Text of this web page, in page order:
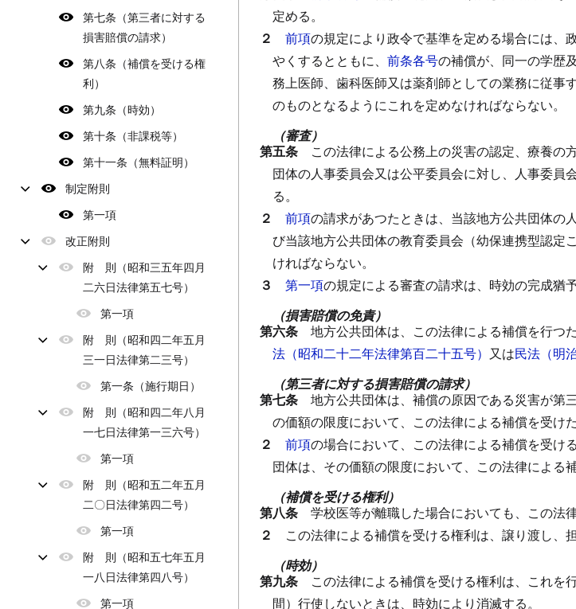
第七条（第三者に対する
損害賠償の請求）
第八条（補償を受ける権
利）
第九条（時効）
第十条（非課税等）
第十一条（無料証明）
制定附則
第一項
改正附則
附 則（昭和三五年四月
二六日法律第五七号）
第一項
附 則（昭和四二年五月
三一日法律第二三号）
第一条（施行期日）
附 則（昭和四二年八月
一七日法律第一三六号）
第一項
附 則（昭和五二年五月
二〇日法律第四二号）
第一項
附 則（昭和五七年五月
一八日法律第四八号）
第一項
定める。
２ 前項の規定により政令で基準を定める場合には、政
やくするとともに、 前条各号の補償が、同一の学歴
務上医師、歯科医師又は薬剤師としての業務に従事
のものとなるようにこれを定めなければならない。
（審査）
第五条 この法律による公務上の災害の認定、療養の
団体の人事委員会又は公平委員会に対し、人事委員
る。
２ 前項の請求があつたときは、当該地方公共団体の
び当該地方公共団体の教育委員会（幼保連携型認
ければならない。
３ 第一項の規定による審査の請求は、時効の完成猶
（損害賠償の免責）
第六条 地方公共団体は、この法律による補償を行つ
法（昭和二十二年法律第百二十五号） 又は民法（明
（第三者に対する損害賠償の請求）
第七条 地方公共団体は、補償の原因である災害が第
の価額の限度において、この法律による補償を受け
２ 前項の場合において、この法律による補償を受け
団体は、その価額の限度において、この法律による
（補償を受ける権利）
第八条 学校医等が離職した場合においても、この法
２ この法律による補償を受ける権利は、譲り渡し、
（時効）
第九条 この法律による補償を受ける権利は、これを
間）行使しないときは、時効により消滅する。